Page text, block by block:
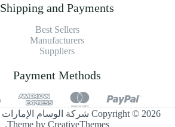
Shipping and Payments
Best Sellers
Manufacturers
Suppliers
Payment Methods
Theme byCreativeThemes
.